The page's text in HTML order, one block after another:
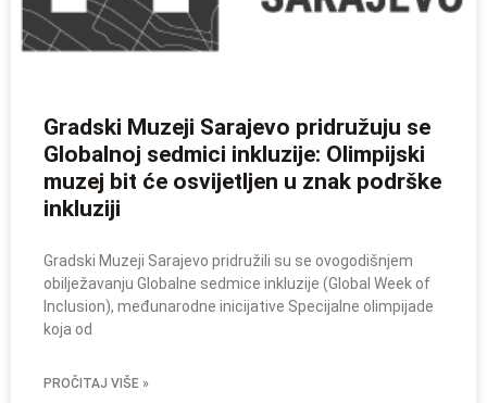
Gradski Muzeji Sarajevo pridružuju se
Globalnoj sedmici inkluzije: Olimpijski
muzej bit će osvijetljen u znak podrške
inkluziji
Gradski Muzeji Sarajevo pridružili su se ovogodišnjem
obilježavanju Globalne sedmice inkluzije (Global Week of
Inclusion), međunarodne inicijative Specijalne olimpijade
koja od
PROČITAJ VIŠE »